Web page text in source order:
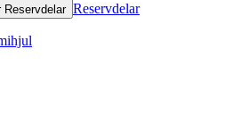
Reservdelar Reservdelar